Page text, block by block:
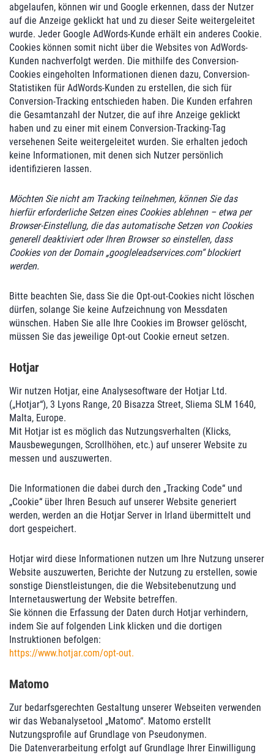
abgelaufen, können wir und Google erkennen, dass der Nutzer
auf die Anzeige geklickt hat und zu dieser Seite weitergeleitet
wurde. Jeder Google AdWords-Kunde erhält ein anderes Cookie.
Cookies können somit nicht über die Websites von AdWords-
Kunden nachverfolgt werden. Die mithilfe des Conversion-
Cookies eingeholten Informationen dienen dazu, Conversion-
Statistiken für AdWords-Kunden zu erstellen, die sich für
Conversion-Tracking entschieden haben. Die Kunden erfahren
die Gesamtanzahl der Nutzer, die auf ihre Anzeige geklickt
haben und zu einer mit einem Conversion-Tracking-Tag
versehenen Seite weitergeleitet wurden. Sie erhalten jedoch
keine Informationen, mit denen sich Nutzer persönlich
identifizieren lassen.
Möchten Sie nicht am Tracking teilnehmen, können Sie das
hierfür erforderliche Setzen eines Cookies ablehnen – etwa per
Browser-Einstellung, die das automatische Setzen von Cookies
generell deaktiviert oder Ihren Browser so einstellen, dass
Cookies von der Domain „googleleadservices.com“ blockiert
werden.
Bitte beachten Sie, dass Sie die Opt-out-Cookies nicht löschen
dürfen, solange Sie keine Aufzeichnung von Messdaten
wünschen. Haben Sie alle Ihre Cookies im Browser gelöscht,
müssen Sie das jeweilige Opt-out Cookie erneut setzen.
Hotjar
Wir nutzen Hotjar, eine Analysesoftware der Hotjar Ltd.
(„Hotjar“), 3 Lyons Range, 20 Bisazza Street, Sliema SLM 1640,
Malta, Europe.
Mit Hotjar ist es möglich das Nutzungsverhalten (Klicks,
Mausbewegungen, Scrollhöhen, etc.) auf unserer Website zu
messen und auszuwerten.
Die Informationen die dabei durch den „Tracking Code“ und
„Cookie“ über Ihren Besuch auf unserer Website generiert
werden, werden an die Hotjar Server in Irland übermittelt und
dort gespeichert.
Hotjar wird diese Informationen nutzen um Ihre Nutzung unserer
Website auszuwerten, Berichte der Nutzung zu erstellen, sowie
sonstige Dienstleistungen, die die Websitebenutzung und
Internetauswertung der Website betreffen.
Sie können die Erfassung der Daten durch Hotjar verhindern,
indem Sie auf folgenden Link klicken und die dortigen
Instruktionen befolgen:
https://www.hotjar.com/opt-out.
Matomo
Zur bedarfsgerechten Gestaltung unserer Webseiten verwenden
wir das Webanalysetool „Matomo“. Matomo erstellt
Nutzungsprofile auf Grundlage von Pseudonymen.
Die Datenverarbeitung erfolgt auf Grundlage Ihrer Einwilligung